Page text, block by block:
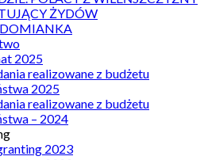
ŻYDÓW
2025
realizowane z budżetu
2025
realizowane z budżetu
– 2024
2023